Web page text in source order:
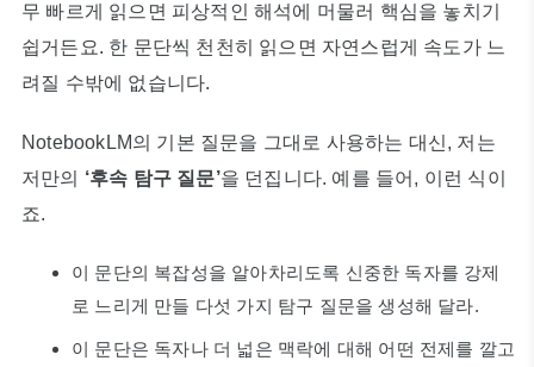
무 빠르게 읽으면 피상적인 해석에 머물러 핵심을 놓치기
쉽거든요. 한 문단씩 천천히 읽으면 자연스럽게 속도가 느
려질 수밖에 없습니다.
NotebookLM의 기본 질문을 그대로 사용하는 대신, 저는
저만의 ‘후속 탐구 질문’을 던집니다. 예를 들어, 이런 식이
죠.
이 문단의 복잡성을 알아차리도록 신중한 독자를 강제
로 느리게 만들 다섯 가지 탐구 질문을 생성해 달라.
이 문단은 독자나 더 넓은 맥락에 대해 어떤 전제를 깔고